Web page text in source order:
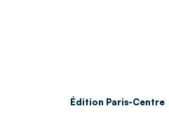
Édition Paris-Centre